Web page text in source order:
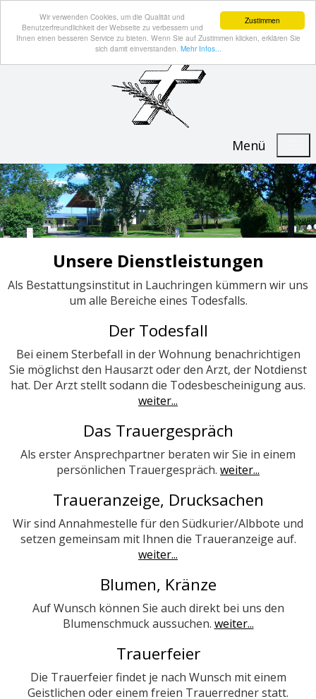
Zustimmen
Wir verwenden Cookies, um die Qualität und
Benutzerfreundlichkeit der Webseite zu verbessern und
Ihnen einen besseren Service zu bieten. Wenn Sie auf Zustimmen klicken, erklären Sie
sich damit einverstanden. Mehr Infos...
Menü
Unsere Dienstleistungen
Als Bestattungsinstitut in Lauchringen kümmern wir uns
um alle Bereiche eines Todesfalls.
Der Todesfall
Bei einem Sterbefall in der Wohnung benachrichtigen
Sie möglichst den Hausarzt oder den Arzt, der Notdienst
hat. Der Arzt stellt sodann die Todesbescheinigung aus.
weiter...
Das Trauergespräch
Als erster Ansprechpartner beraten wir Sie in einem
persönlichen Trauergespräch. weiter...
Traueranzeige, Drucksachen
Wir sind Annahmestelle für den Südkurier/Albbote und
setzen gemeinsam mit Ihnen die Traueranzeige auf.
weiter...
Blumen, Kränze
Auf Wunsch können Sie auch direkt bei uns den
Blumenschmuck aussuchen. weiter...
Trauerfeier
Die Trauerfeier findet je nach Wunsch mit einem
Geistlichen oder einem freien Trauerredner statt.